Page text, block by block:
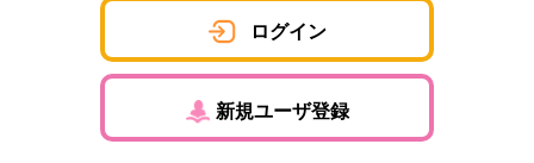
ログイン
新規ユーザ登録